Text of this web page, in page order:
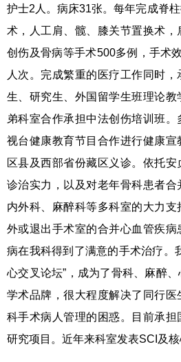
护士2人。病床31张。每年完成脊
术，人工肩、髋、膝关节置换术
创伤及骨病等手术500多例，手术
人次。完成繁重的医疗工作同时
生、研究生、外国留学生班理论
弟科室合作承担中法创伤培训班
视台健康教育节目合作进行健康
区县及西部省份藏区义诊。依托
诊治实力，以及对老年骨科患者
内外科、麻醉科等多科室的大力
外或退出手术室的合并心血管疾
病在我科得到了满意的手术治疗。
心交叉论坛”，成为了骨科、麻醉
学术品牌，很大程度解决了同行
科手术病人管理的困惑。目前承
研究项目。近年来科室发表SCI及核